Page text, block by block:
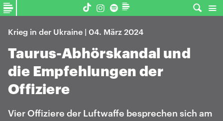
Krieg in der Ukraine | 04. März 2024
Taurus-Abhörskandal und
die Empfehlungen der
Offiziere
Vier Offiziere der Luftwaffe besprechen sich am